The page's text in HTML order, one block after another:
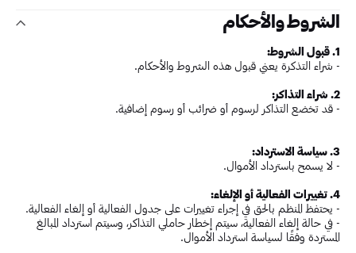
الشروط والأحكام
1. قبول الشروط:
- شراء التذكرة يعني قبول هذه الشروط والأحكام.
2. شراء التذاكر:
- قد تخضع التذاكر لرسوم أو ضرائب أو رسوم إضافية.
3. سياسة الاسترداد:
- لا يسمح باسترداد الأموال.
4. تغييرات الفعالية أو الإلغاء:
- يحتفظ المنظم بالحق في إجراء تغييرات على جدول الفعالية أو إلغاء الفعالية.
- في حالة إلغاء الفعالية، سيتم إخطار حاملي التذاكر، وسيتم استرداد المبالغ
المستردة وفقًا لسياسة استرداد الأموال.